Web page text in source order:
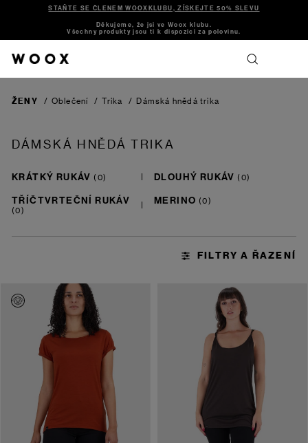
STAŇTE SE ČLENEM WOOXKLUBU, ZÍSKEJTE 50% SLEVU
Děkujeme, že jsi ve Woox klubu.
Všechny produkty jsou ti k dispozici za polovinu.
ŽENY / Oblečení / Trika / Dámská hnědá trika
DÁMSKÁ HNĚDÁ TRIKA
KRÁTKÝ RUKÁV
DLOUHÝ RUKÁV
TŘÍČTVRTEČNÍ RUKÁV
MERINO